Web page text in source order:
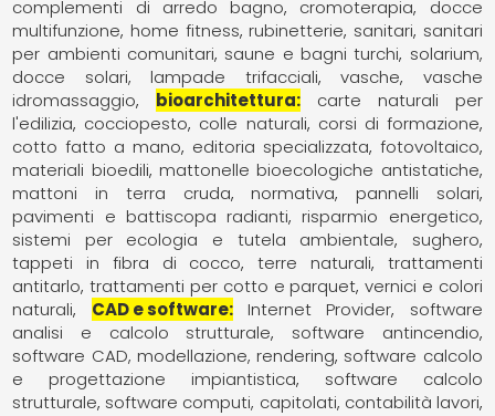
complementi di arredo bagno
cromoterapia
docce
multifunzione home fitness rubinetterie sanitari sanitari
per ambienti comunitari saune e bagni turchi solarium,
docce solari, lampade trifacciali
vasche
vasche
idromassaggio
bioarchitettura
carte naturali per
l'edilizia cocciopesto colle naturali corsi di formazione
cotto fatto a mano editoria specializzata fotovoltaico
materiali bioedili mattonelle bioecologiche antistatiche
mattoni in terra cruda
normativa
pannelli solari
pavimenti e battiscopa radianti risparmio energetico
sistemi per ecologia e tutela ambientale
sughero
tappeti in fibra di cocco
terre naturali
trattamenti
antitarlo trattamenti per cotto e parquet vernici e colori
naturali
CAD e software Internet Provider
software
analisi e calcolo strutturale
software antincendio
software CAD, modellazione, rendering software calcolo
e progettazione impiantistica
software calcolo
strutturale software computi, capitolati, contabilità lavori